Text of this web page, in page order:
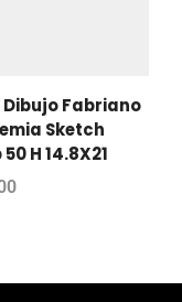
Dibujo Fabriano
Sketch
H 14.8X21